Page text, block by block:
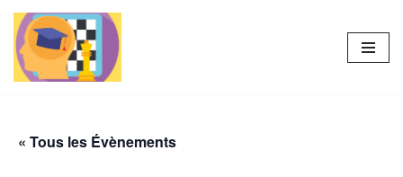
Aller
au
« Tous les Évènements